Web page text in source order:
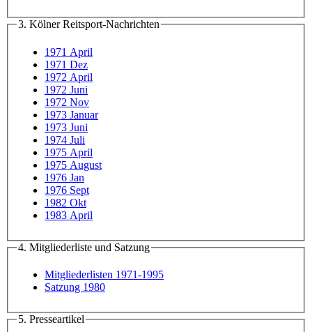
3. Kölner Reitsport-Nachrichten
1971 April
1971 Dez
1972 April
1972 Juni
1972 Nov
1973 Januar
1973 Juni
1974 Juli
1975 April
1975 August
1976 Jan
1976 Sept
1982 Okt
1983 April
4. Mitgliederliste und Satzung
Mitgliederlisten 1971-1995
Satzung 1980
5. Presseartikel